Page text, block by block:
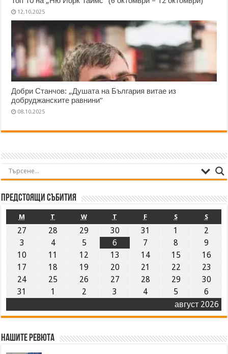
12.10.2025
Добри Станчов: „Душата на България витае из
добруджанските равнини“
08.10.2025
Предстоящи събития
август 2026
M T W T F S S
27 28 29 30 31 1
2
3
4 5 6 7 8
9
10
11 12 13 14 15
16
17
18 19 20 21 22
23
24
25 26 27 28 29
30
31
1 2 3 4 5 6
Нашите ревюта